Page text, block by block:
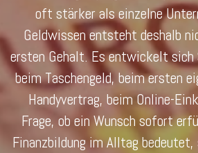
oft stärker als einzelne
Geldwissen entsteht deshalb
ersten Gehalt. Es entwickelt
beim Taschengeld, beim ersten
Handyvertrag, beim Online-
Frage, ob ein Wunsch sofort
Finanzbildung im Alltag